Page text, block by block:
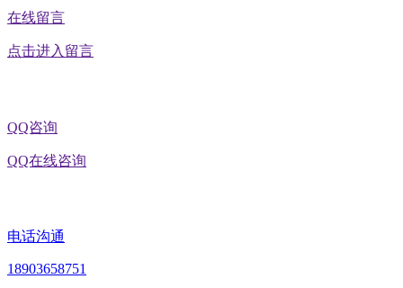
在线留言
点击进入留言
QQ咨询
QQ在线咨询
电话沟通
18903658751